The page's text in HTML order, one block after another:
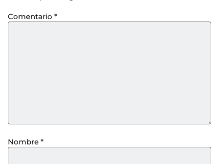
Comentario *
Nombre *